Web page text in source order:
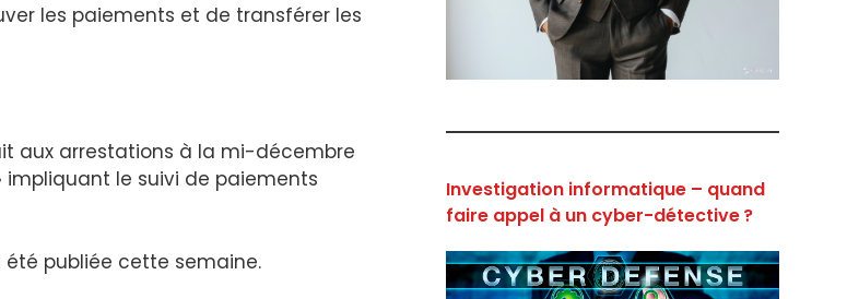
les paiements et de transférer les
aux arrestations à la mi-décembre
impliquant le suivi de paiements
été publiée cette semaine.
Investigation informatique – quand
faire appel à un cyber-détective ?